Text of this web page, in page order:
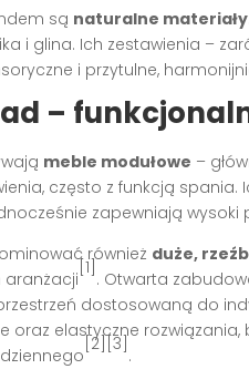
są naturalne materiały
i glina. Ich zestawienia –
i przytulne,
–
meble modułowe –
często z funkcją
zapewniają
również duże,
aranżacji
[1]
. Otwarta
dostosowaną do
oraz elastyczne rozwiązania,
[2][3]
.